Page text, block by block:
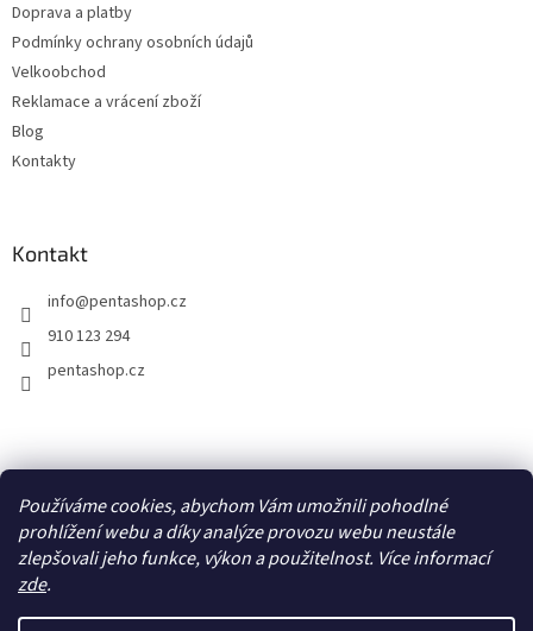
Používáme cookies, abychom Vám umožnili pohodlné
prohlížení webu a díky analýze provozu webu neustále
zlepšovali jeho funkce, výkon a použitelnost. Více informací
zde.
Doprava a platby
Podmínky ochrany osobních údajů
Velkoobchod
Reklamace a vrácení zboží
Blog
Kontakty
Kontakt
info@pentashop.cz
910 123 294
pentashop.cz